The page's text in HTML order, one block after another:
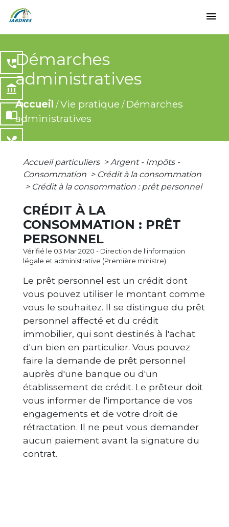
menu
Démarches
administratives
Accueil /Vie pratique / Démarches
administratives
perm_phone_msg
account_balance
import_contacts
local_dining
Accueil particuliers > Argent - Impôts -
Consommation > Crédit à la consommation
> Crédit à la consommation : prêt personnel
CRÉDIT À LA
CONSOMMATION : PRÊT
PERSONNEL
Vérifié le 03 Mar 2020 - Direction de l'information
légale et administrative (Première ministre)
Le prêt personnel est un crédit dont
vous pouvez utiliser le montant comme
vous le souhaitez. Il se distingue du prêt
personnel affecté et du crédit
immobilier, qui sont destinés à l'achat
d'un bien en particulier. Vous pouvez
faire la demande de prêt personnel
auprès d'une banque ou d'un
établissement de crédit. Le prêteur doit
vous informer de l'importance de vos
engagements et de votre droit de
rétractation. Il ne peut vous demander
aucun paiement avant la signature du
contrat.